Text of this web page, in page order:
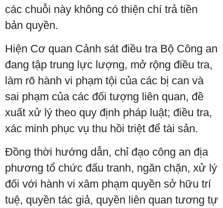
các chuỗi này không có thiện chí trả tiền
bản quyền.
Hiện Cơ quan Cảnh sát điều tra Bộ Công an
đang tập trung lực lượng, mở rộng điều tra,
làm rõ hành vi phạm tội của các bị can và
sai phạm của các đối tượng liên quan, đề
xuất xử lý theo quy định pháp luật; điều tra,
xác minh phục vụ thu hồi triệt để tài sản.
Đồng thời hướng dẫn, chỉ đạo công an địa
phương tổ chức đấu tranh, ngăn chặn, xử lý
đối với hành vi xâm phạm quyền sở hữu trí
tuệ, quyền tác giả, quyền liên quan tương tự